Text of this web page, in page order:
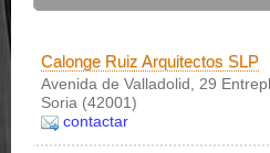
Calonge Ruiz Arquitectos SLP
Avenida de Valladolid, 29
Soria (42001)
contactar